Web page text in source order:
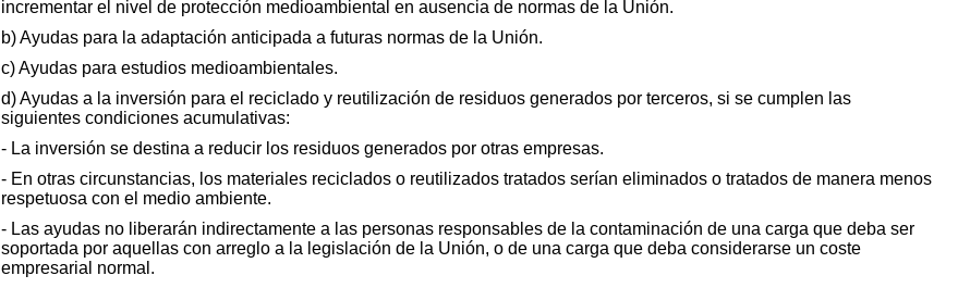
incrementar el nivel de protección medioambiental en ausencia de normas de la Unión.
b) Ayudas para la adaptación anticipada a futuras normas de la Unión.
c) Ayudas para estudios medioambientales.
d) Ayudas a la inversión para el reciclado y reutilización de residuos generados por terceros, si se cumplen las
siguientes condiciones acumulativas:
- La inversión se destina a reducir los residuos generados por otras empresas.
- En otras circunstancias, los materiales reciclados o reutilizados tratados serían eliminados o tratados de manera menos
respetuosa con el medio ambiente.
- Las ayudas no liberarán indirectamente a las personas responsables de la contaminación de una carga que deba ser
soportada por aquellas con arreglo a la legislación de la Unión, o de una carga que deba considerarse un coste
empresarial normal.